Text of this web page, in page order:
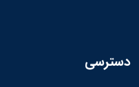
دسترسی